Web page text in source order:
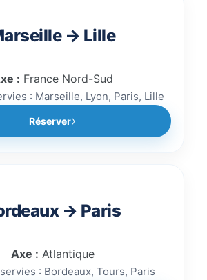
→ Lille
: France Nord-Sud
: Marseille, Lyon, Paris, Lille
Réserver
→ Paris
Axe : Atlantique
: Bordeaux, Tours, Paris